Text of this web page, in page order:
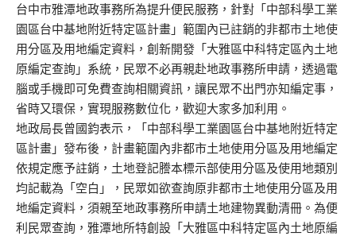
台中市雅潭地政事務所為提升便民服務，針對「中部科學工業
園區台中基地附近特定區計畫」範圍內已註銷的非都市土地使
用分區及用地編定資料，創新開發「大雅區中科特定區內土地
原編定查詢」系統，民眾不必再親赴地政事務所申請，透過電
腦或手機即可免費查詢相關資訊，讓民眾不出門亦知編定事，
省時又環保，實現服務數位化，歡迎大家多加利用。
地政局長曾國鈞表示，「中部科學工業園區台中基地附近特定
區計畫」發布後，計畫範圍內非都市土地使用分區及用地編定
依規定應予註銷，土地登記謄本標示部使用分區及使用地類別
均記載為「空白」，民眾如欲查詢原非都市土地使用分區及用
地編定資料，須親至地政事務所申請土地建物異動清冊。為便
利民眾查詢，雅潭地所特創設「大雅區中科特定區內土地原編